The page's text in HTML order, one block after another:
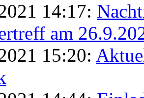
14:17:
am
15:20: